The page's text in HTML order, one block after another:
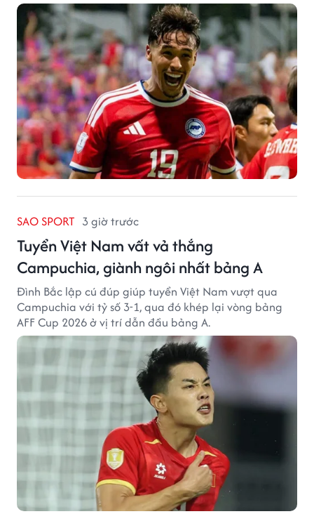
SAO SPORT 3 giờ trước
Tuyển Việt Nam vất vả thắng
Campuchia, giành ngôi nhất bảng A
Đình Bắc lập cú đúp giúp tuyển Việt Nam vượt qua
Campuchia với tỷ số 3-1, qua đó khép lại vòng bảng
AFF Cup 2026 ở vị trí dẫn đầu bảng A.